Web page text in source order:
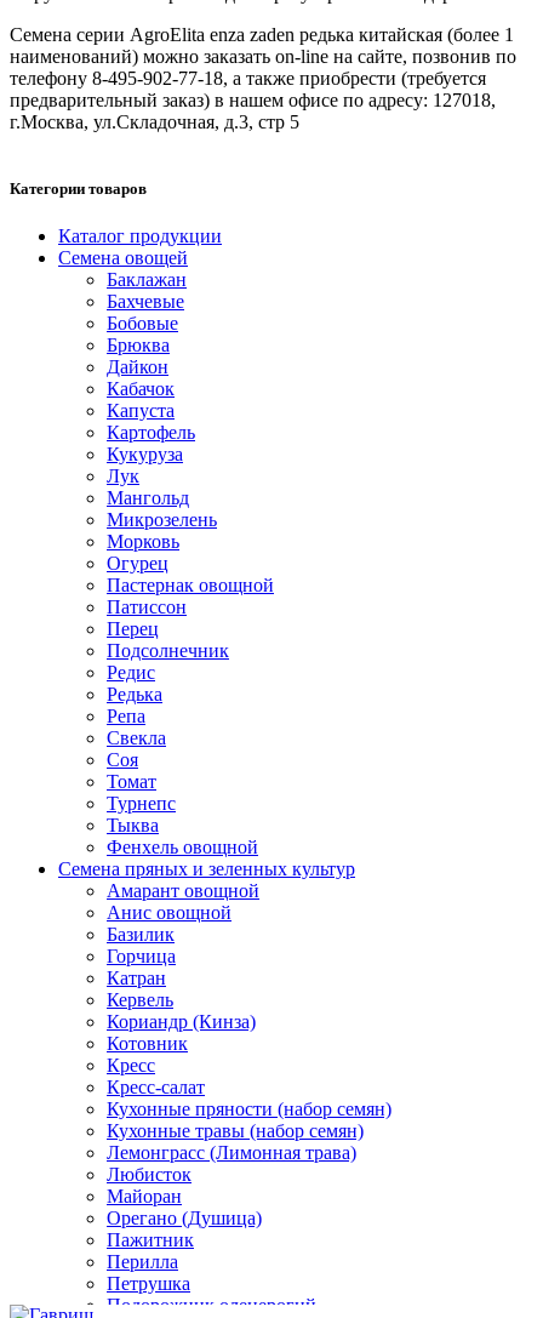
Семена серии AgroElita enza zaden редька китайская (более 1
наименований) можно заказать on-line на сайте, позвонив по
телефону 8-495-902-77-18, а также приобрести (требуется
предварительный заказ) в нашем офисе по адресу: 127018,
г.Москва, ул.Складочная, д.3, стр 5
Категории товаров
Каталог продукции
Семена овощей
Баклажан
Бахчевые
Бобовые
Брюква
Дайкон
Кабачок
Капуста
Картофель
Кукуруза
Лук
Мангольд
Микрозелень
Морковь
Огурец
Пастернак овощной
Патиссон
Перец
Подсолнечник
Редис
Редька
Репа
Свекла
Соя
Томат
Турнепс
Тыква
Фенхель овощной
Семена пряных и зеленных культур
Амарант овощной
Анис овощной
Базилик
Горчица
Катран
Кервель
Кориандр (Кинза)
Котовник
Кресс
Кресс-салат
Кухонные пряности (набор семян)
Кухонные травы (набор семян)
Лемонграсс (Лимонная трава)
Любисток
Майоран
Орегано (Душица)
Пажитник
Перилла
Петрушка
Подорожник оленерогий